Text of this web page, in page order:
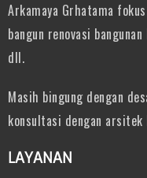
Arkamaya Grhatama
bangun renovasi
dll.
Masih bingung dengan
konsultasi dengan arsitek
LAYANAN